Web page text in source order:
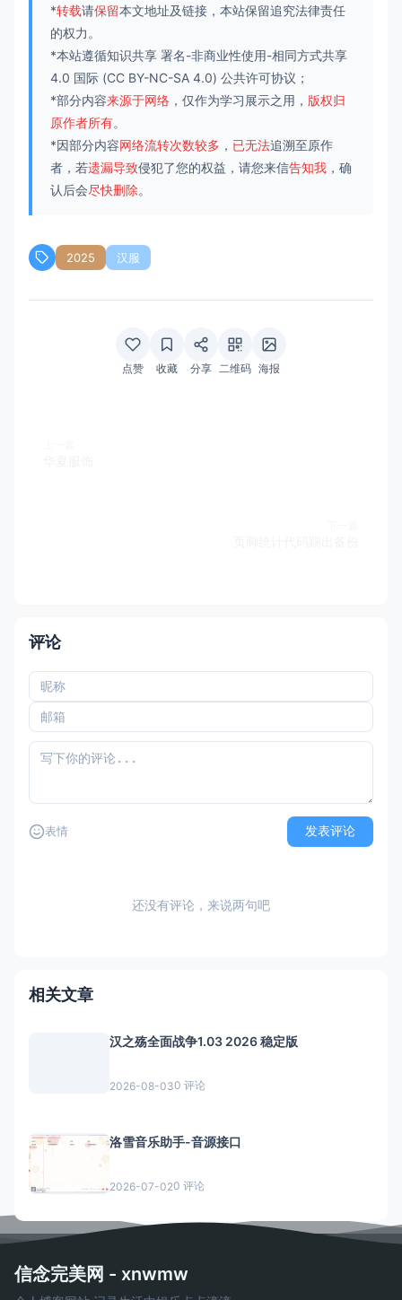
*转载请保留本文地址及链接，本站保留追究法律责任
的权力。
*本站遵循知识共享 署名-非商业性使用-相同方式共享
4.0 国际 (CC BY-NC-SA 4.0) 公共许可协议；
*部分内容来源于网络 ，仅作为学习展示之用， 版权归
原作者所有。
*因部分内容网络流转次数较多 ， 已无法追溯至原作
者，若遗漏导致侵犯了您的权益，请您来信告知我 ，确
认后会尽快删除。
2025 汉服
点赞 收藏 分享 二维码 海报
评论
表情 发表评论
还没有评论，来说两句吧
相关文章
汉之殇全面战争1.03 2026 稳定版
2026-08-030 评论
洛雪音乐助手-音源接口
2026-07-020 评论
信念完美网 - xnwmw